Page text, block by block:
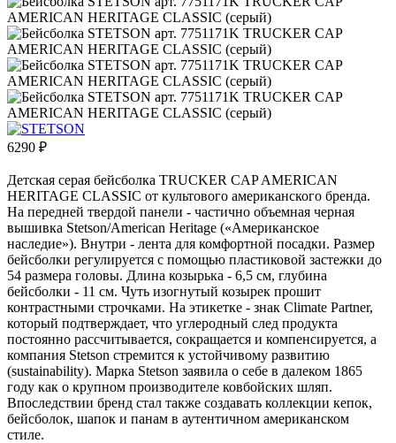
6290 ₽
Детская серая бейсболка TRUCKER CAP AMERICAN
HERITAGE CLASSIC от культового американского бренда.
На передней твердой панели - частично объемная черная
вышивка Stetson/American Heritage («Американское
наследие»). Внутри - лента для комфортной посадки. Размер
бейсболки регулируется с помощью пластиковой застежки до
54 размера головы. Длина козырька - 6,5 см, глубина
бейсболки - 11 см. Чуть изогнутый козырек прошит
контрастными строчками. На этикетке - знак Climate Partner,
который подтверждает, что углеродный след продукта
постоянно рассчитывается, сокращается и компенсируется, а
компания Stetson стремится к устойчивому развитию
(sustainability). Марка Stetson заявила о себе в далеком 1865
году как о крупном производителе ковбойских шляп.
Впоследствии бренд стал также создавать коллекции кепок,
бейсболок, шапок и панам в аутентичном американском
стиле.